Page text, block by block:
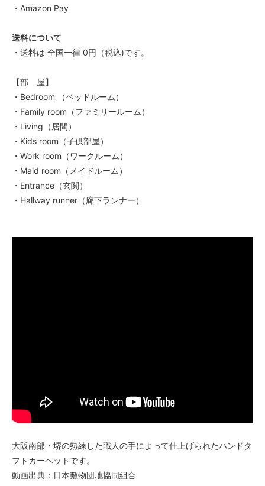
・Amazon Pay
送料について
・送料は 全国一律 0円（税込)です。
【部 屋】
・Bedroom （ベッドルーム）
・Family room（ファミリールーム）
・Living（居間）
・Kids room（子供部屋）
・Work room（ワークルーム）
・Maid room（メイドルーム）
・Entrance（玄関）
・Hallway runner（廊下ランナー）
大阪南部・堺の熟練した職人の手によって仕上げられたハンドタ
フトカーペットです。
動画出典：日本敷物団地協同組合